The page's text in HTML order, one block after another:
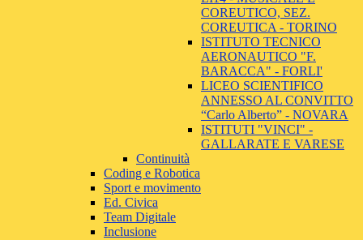
COREUTICO, SEZ.
COREUTICA - TORINO
ISTITUTO TECNICO
AERONAUTICO "F.
BARACCA" - FORLI'
LICEO SCIENTIFICO
ANNESSO AL CONVITTO
“Carlo Alberto” - NOVARA
ISTITUTI "VINCI" -
GALLARATE E VARESE
Continuità
Coding e Robotica
Sport e movimento
Ed. Civica
Team Digitale
Inclusione